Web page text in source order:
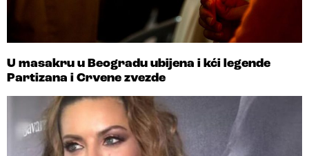
U masakru u Beogradu ubijena i kći legende
Partizana i Crvene zvezde